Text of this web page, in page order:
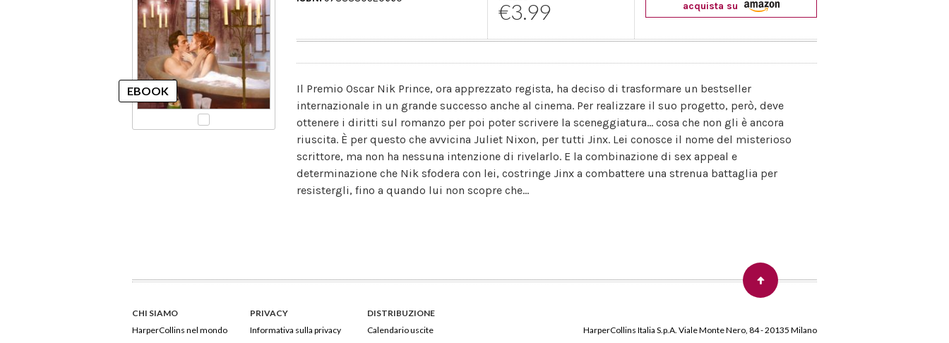
€3.99 acquista su
Il Premio Oscar Nik Prince, ora apprezzato regista, ha deciso di trasformare un bestseller
internazionale in un grande successo anche al cinema. Per realizzare il suo progetto, però, deve
ottenere i diritti sul romanzo per poi poter scrivere la sceneggiatura... cosa che non gli è ancora
riuscita. È per questo che avvicina Juliet Nixon, per tutti Jinx. Lei conosce il nome del misterioso
scrittore, ma non ha nessuna intenzione di rivelarlo. E la combinazione di sex appeal e
determinazione che Nik sfodera con lei, costringe Jinx a combattere una strenua battaglia per
resistergli, fino a quando lui non scopre che...
CHI SIAMO
HarperCollins nel mondo
PRIVACY
Informativa sulla privacy
DISTRIBUZIONE
Calendario uscite
HarperCollins Italia S.p.A. Viale Monte Nero, 84 - 20135 Milano